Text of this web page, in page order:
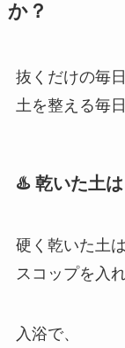
か？
抜くだけの毎日
土を整える毎日
♨️ 乾いた土
硬く乾いた土は
スコップを入
入浴で、